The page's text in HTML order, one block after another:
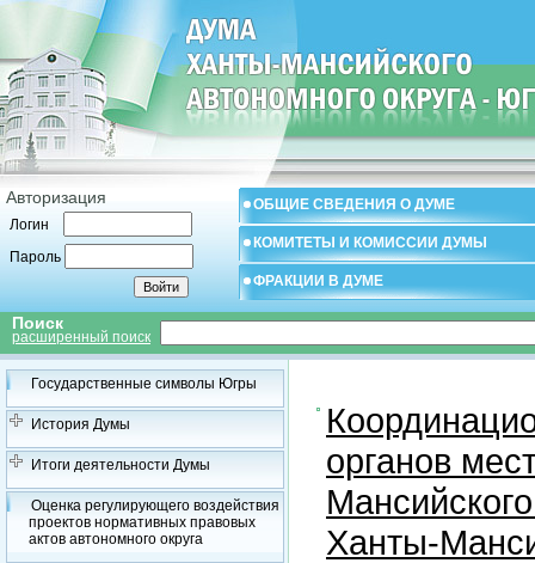
Авторизация
Логин
Пароль
ОБЩИЕ СВЕДЕНИЯ О ДУМЕ
КОМИТЕТЫ И КОМИССИИ ДУМЫ
ФРАКЦИИ В ДУМЕ
Поиск
расширенный поиск
Государственные символы Югры
История Думы
Итоги деятельности Думы
Оценка регулирующего воздействия
проектов нормативных правовых
актов автономного округа
органов
Ханты-